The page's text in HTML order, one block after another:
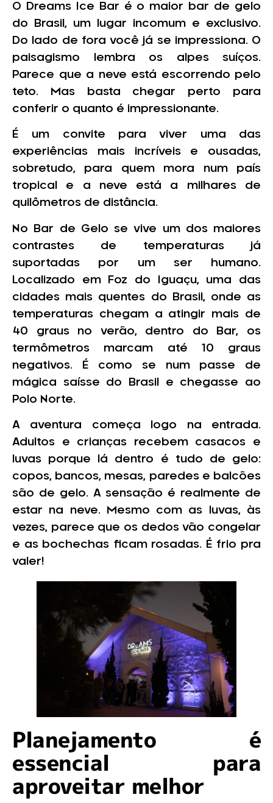
O Dreams Ice Bar é o maior bar de gelo
do Brasil, um lugar incomum e exclusivo.
Do lado de fora você já se impressiona. O
paisagismo lembra os alpes suíços.
Parece que a neve está escorrendo pelo
teto. Mas basta chegar perto para
conferir o quanto é impressionante.
É um convite para viver uma das
experiências mais incríveis e ousadas,
sobretudo, para quem mora num país
tropical e a neve está a milhares de
quilômetros de distância.
No Bar de Gelo se vive um dos maiores
contrastes de temperaturas já
suportadas por um ser humano.
Localizado em Foz do Iguaçu, uma das
cidades mais quentes do Brasil, onde as
temperaturas chegam a atingir mais de
40 graus no verão, dentro do Bar, os
termômetros marcam até 10 graus
negativos. É como se num passe de
mágica saísse do Brasil e chegasse ao
Polo Norte.
A aventura começa logo na entrada.
Adultos e crianças recebem casacos e
luvas porque lá dentro é tudo de gelo:
copos, bancos, mesas, paredes e balcões
são de gelo. A sensação é realmente de
estar na neve. Mesmo com as luvas, às
vezes, parece que os dedos vão congelar
e as bochechas ficam rosadas. É frio pra
valer!
Planejamento é
essencial para
aproveitar melhor